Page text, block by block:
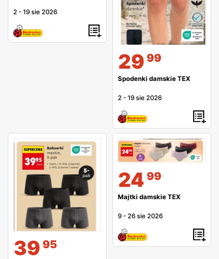
2 -19 sie 2026
29 99
Spodenki damskie TEX
2 -19 sie 2026
39 95
24 99
Majtki damskie TEX
9 - 26 sie 2026